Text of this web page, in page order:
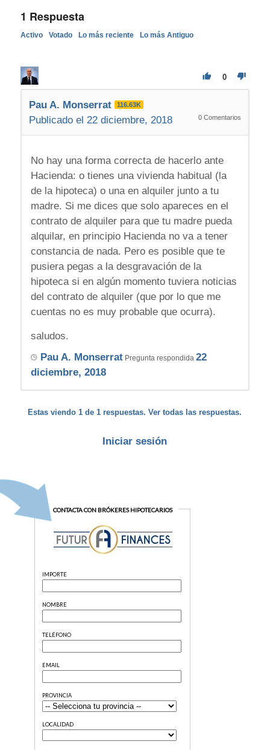
1 Respuesta
Activo Votado Lo más reciente Lo más Antiguo
0
Pau A. Monserrat 116.63K
Publicado el 22 diciembre, 2018 0 Comentarios
No hay una forma correcta de hacerlo ante
Hacienda: o tienes una vivienda habitual (la
de la hipoteca) o una en alquiler junto a tu
madre. Si me dices que solo apareces en el
contrato de alquiler para que tu madre pueda
alquilar, en principio Hacienda no va a tener
constancia de nada. Pero es posible que te
pusiera pegas a la desgravación de la
hipoteca si en algún momento tuviera noticias
del contrato de alquiler (que por lo que me
cuentas no es muy probable que ocurra).
saludos.
Pau A. MonserratPregunta respondida 22
diciembre, 2018
Estas viendo 1 de 1 respuestas. Ver todas las respuestas.
Iniciar sesión